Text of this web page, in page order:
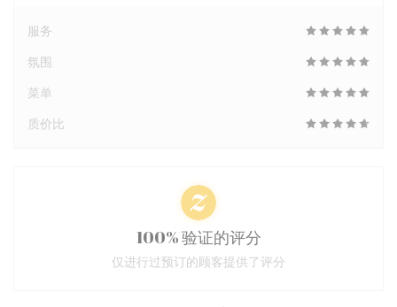
服务
氛围
菜单
质价比
100% 验证的评分
仅进行过预订的顾客提供了评分